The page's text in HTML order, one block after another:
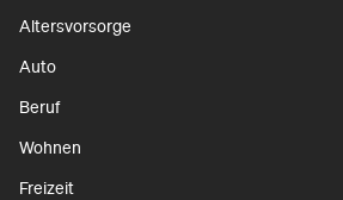
Altersvorsorge
Auto
Beruf
Wohnen
Freizeit